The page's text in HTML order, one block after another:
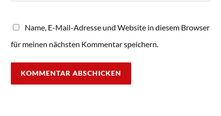
Name, E-Mail-Adresse und Website in diesem Browser
für meinen nächsten Kommentar speichern.